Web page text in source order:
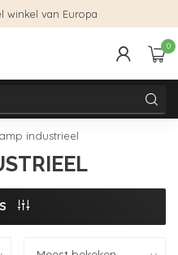
winkel van Europa
0
industrieel